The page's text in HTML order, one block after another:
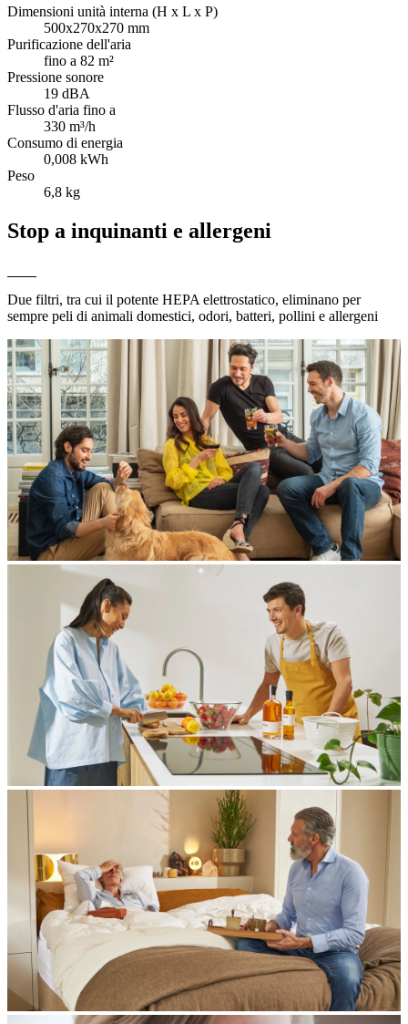
Dimensioni unità interna (H x L x P)
500x270x270 mm
Purificazione dell'aria
fino a 82 m²
Pressione sonore
19 dBA
Flusso d'aria fino a
330 m³/h
Consumo di energia
0,008 kWh
Peso
6,8 kg
Stop a inquinanti e allergeni
Due filtri, tra cui il potente HEPA elettrostatico, eliminano per
sempre peli di animali domestici, odori, batteri, pollini e allergeni